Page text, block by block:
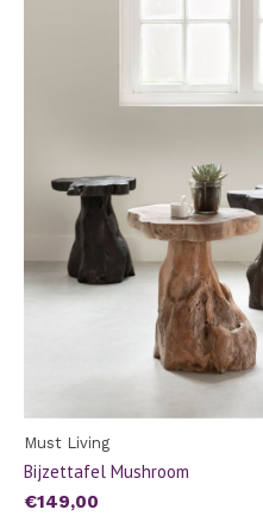
Must Living
Bijzettafel Mushroom
€149,00